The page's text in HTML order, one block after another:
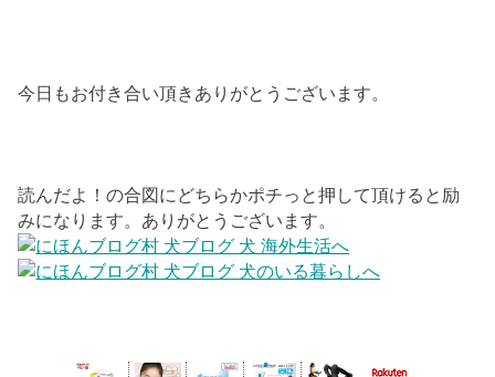
今日もお付き合い頂きありがとうございます。
読んだよ！の合図にどちらかポチっと押して頂けると励
みになります。ありがとうございます。